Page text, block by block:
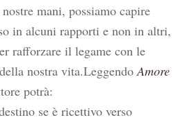
mani, possiamo capire
in alcuni rapporti e non in altri,
rafforzare il legame con le
nostra vita.LeggendoAmore
potrà:
se è ricettivo verso